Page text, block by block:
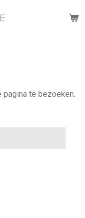
te bezoeken.